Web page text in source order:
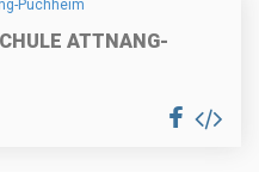
ATTNANG-